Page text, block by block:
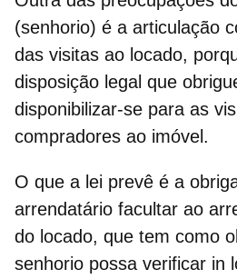
(senhorio) é a articulação
das visitas ao locado,
disposição legal que
disponibilizar-se para as
compradores ao imóvel.
O que a lei prevê é a
arrendatário facultar ao
do locado, que tem como
senhorio possa verificar in